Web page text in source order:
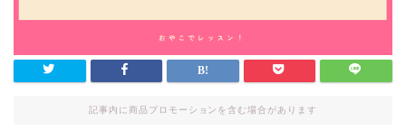
記事内に商品プロモーションを含む場合があります